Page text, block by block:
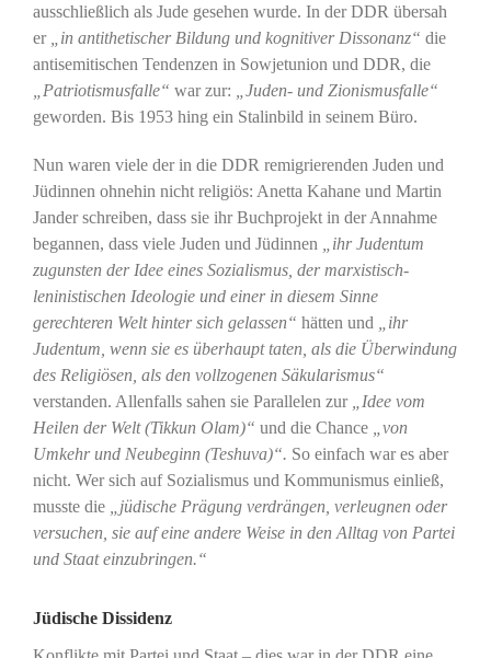
ausschließlich als Jude gesehen wurde. In der DDR übersah
er
„in antithetischer Bildung und kognitiver Dissonanz“ die
antisemitischen Tendenzen in Sowjetunion und DDR, die
„Patriotismusfalle“ war zur:
„Juden- und Zionismusfalle“
geworden. Bis 1953 hing ein Stalinbild in seinem Büro.
Nun waren viele der in die DDR remigrierenden Juden und
Jüdinnen ohnehin nicht religiös: Anetta Kahane und Martin
Jander schreiben, dass sie ihr Buchprojekt in der Annahme
begannen, dass viele Juden und Jüdinnen
„ihr Judentum
zugunsten der Idee eines Sozialismus, der marxistisch-
leninistischen Ideologie und einer in diesem Sinne
gerechteren Welt hinter sich gelassen“ hätten und
„ihr
Judentum, wenn sie es überhaupt taten, als die Überwindung
des Religiösen, als den vollzogenen Säkularismus“
verstanden. Allenfalls sahen sie Parallelen zur
„Idee vom
Heilen der Welt (Tikkun Olam)“ und die Chance
„von
Umkehr und Neubeginn (Teshuva)“. So einfach war es aber
nicht. Wer sich auf Sozialismus und Kommunismus einließ,
musste die
„jüdische Prägung verdrängen, verleugnen oder
versuchen, sie auf eine andere Weise in den Alltag von Partei
und Staat einzubringen.“
Jüdische Dissidenz